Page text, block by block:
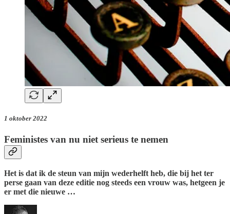
1 oktober 2022
Feministes van nu niet serieus te nemen
Het is dat ik de steun van mijn wederhelft heb, die bij het ter
perse gaan van deze editie nog steeds een vrouw was, hetgeen je
er met die nieuwe …